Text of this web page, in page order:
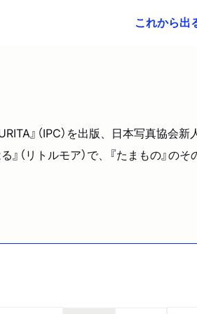
これから出
』（IPC）を出版、日本写真協会新
（リトルモア）で、『たまもの』のそ